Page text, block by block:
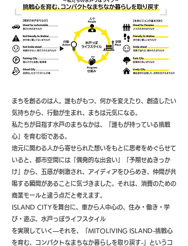
まちを創るのは人。誰もがもつ、何かを変えたり、創造したい
気持ちから、行動が生まれ、まちは元気になる。
私たちが目指す水戸のまちなかは、「誰もが持っている挑戦
心」を育む街である。
地元に関わる人から寄せられた想いをもとに思考をめぐらせて
いると、都市空間には「偶発的な出会い」「予期せぬきっか
け」から、五感が刺激され、アイディアをひらめき、仲間が共
鳴する瞬間があることに気づきました。それは、消費のための
商業モールと違う点だと考えます。
ISLAND CITYを舞台に、車から人中心の、住み・働き・学
び・遊ぶ、水戸っぽライフスタイル
を実現していく―それを、「MITOLIVING ISLAND-挑戦心
を育む、コンパクトなまちなか暮らしを取り戻す-」というコ